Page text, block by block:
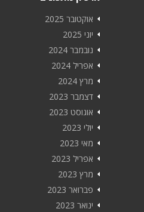
אוקטובר 2025
יוני 2025
נובמבר 2024
אפריל 2024
מרץ 2024
דצמבר 2023
אוגוסט 2023
יולי 2023
מאי 2023
אפריל 2023
מרץ 2023
פברואר 2023
ינואר 2023